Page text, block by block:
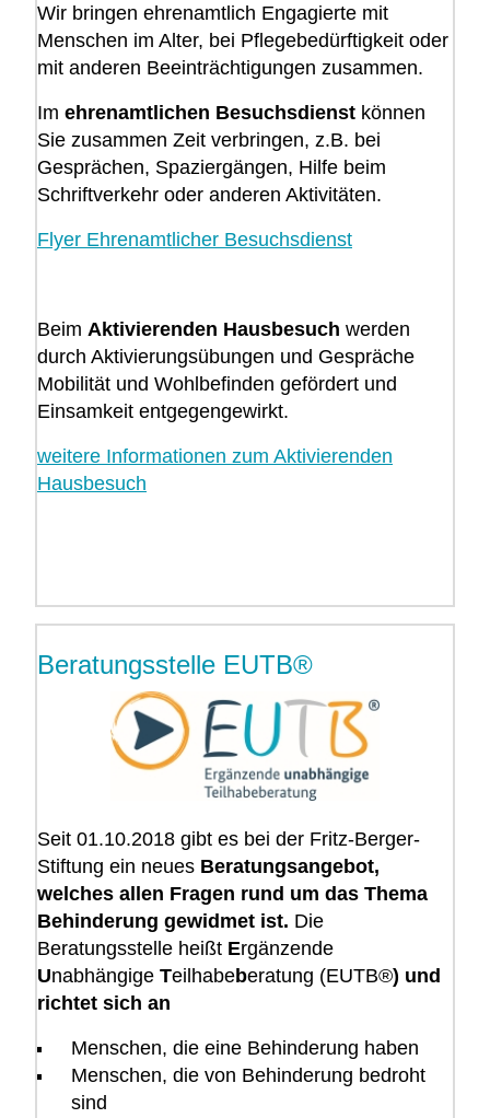
Wir bringen ehrenamtlich Engagierte mit
Menschen im Alter, bei Pflegebedürftigkeit oder
mit anderen Beeinträchtigungen zusammen.
Im ehrenamtlichen Besuchsdienst können
Sie zusammen Zeit verbringen, z.B. bei
Gesprächen, Spaziergängen, Hilfe beim
Schriftverkehr oder anderen Aktivitäten.
Flyer Ehrenamtlicher Besuchsdienst
Beim Aktivierenden Hausbesuch werden
durch Aktivierungsübungen und Gespräche
Mobilität und Wohlbefinden gefördert und
Einsamkeit entgegengewirkt.
weitere Informationen zum Aktivierenden
Hausbesuch
Beratungsstelle EUTB®
Seit 01.10.2018 gibt es bei der Fritz-Berger-
Stiftung ein neues Beratungsangebot,
welches allen Fragen rund um das Thema
Behinderung gewidmet ist. Die
Beratungsstelle heißt Ergänzende
Unabhängige Teilhabeberatung (EUTB®) und
richtet sich an
Menschen, die eine Behinderung haben
Menschen, die von Behinderung bedroht
sind